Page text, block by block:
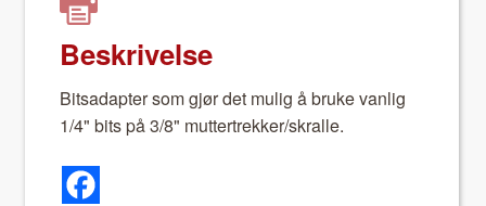
Beskrivelse
Bit­sadapter som gjør det mulig å bruke van­lig
1/4" bits på 3/8" muttertrekker/skralle.